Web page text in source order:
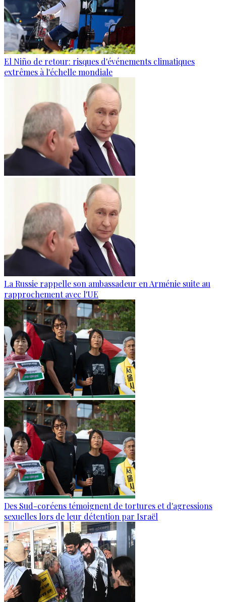
El Niño de retour: risques d'événements climatiques
extrêmes à l'échelle mondiale
La Russie rappelle son ambassadeur en Arménie suite au
rapprochement avec l'UE
Des Sud-coréens témoignent de tortures et d'agressions
sexuelles lors de leur détention par Israël